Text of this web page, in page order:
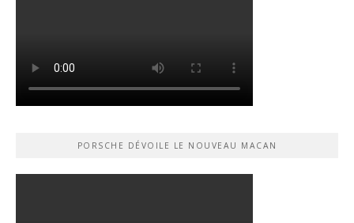
PORSCHE DÉVOILE LE NOUVEAU MACAN